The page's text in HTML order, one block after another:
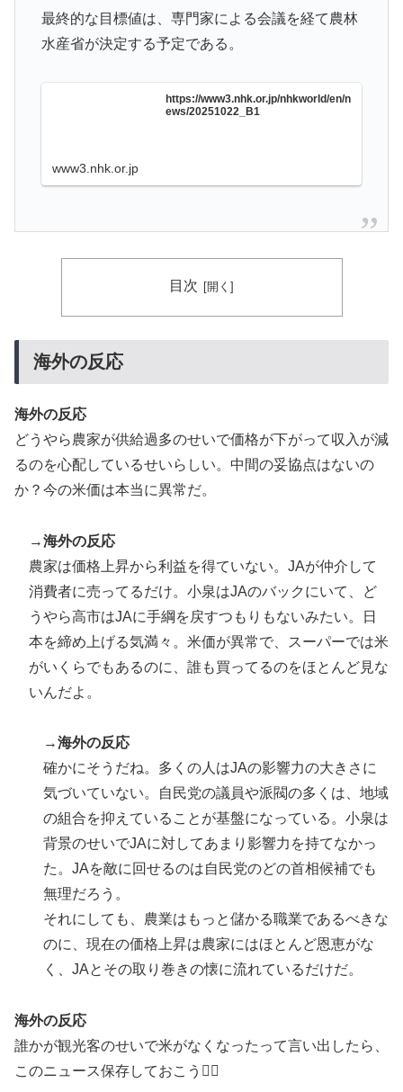
に深刻である理由がこちら…」→「これはダメなやつ…
（ﾌﾞﾙﾌﾞﾙ」＝韓国の反応
ビュー！圧巻3連続ブロックも披露で現地サポが気づく..
韓国人「“韓国サッカー”性接待の試合結果をご覧くださ
い」→「マッサージ効果は間違いないねｗ」「これが本
韓国人「韓国サッカー協会関係者が『不適切接待は慣行
だった』と衝撃発言！日韓ワールドカップ4強にも疑い
の視線が向けられる」
▶ 韓国人「韓国サッカー協会の性接待報道、海外でも大騒
→「マジで国の恥だ」「2002年まで疑う価値がある」
「国民や国が築いた国格をサッカー選手が足で蹴り飛ば
すね」
▶ 【海外の反応】“新タナスコ”のディアスが地雷すぎる件
▶ 韓国人「日本の柴犬くん散歩中の暑さに耐えられなかっ
た結果」
▶ 【海外の反応】日本政府が、アメリカ政府によるネット
ミームとしての任天堂やポケモン使用に対して警告 →
「若者票を集めたいんだろうな」「任天堂の法務部隊が
出てくるぞ」
▶
Google DeepMind再編 「Googleを作った男」ディー
説】
▶ 海外「消火栓もフェイクだから消防士が右往左往する中
国www」
▶ 【海外の反応】アルゼンチン協会、FIFA会長に断固たる
支持を表明「隠す気もないんだなｗ」
▶ 「これ以上続けるならケーキは無しだよ」娘のロウソク
を何度も吹き消した7歳、その日だけ皿が回ってこなか
った
▶ 海外「日本のこの場所は現実とは思えないレベルで美し
い…！」外国人が感動する日本の景色とは・・・？【海
▶ ワイの作った卵豆腐にいくら出せる？
▶
海外「日本人はなんて気高いんだ！」 英高級紙も驚愕
した極限の中の日本人の姿に世界が衝撃
最終的な目標値は、専門家による会議を経て農林
水産省が決定する予定である。
https://www3.nhk.or.jp/nhkworld/en/n
ews/20251022_B1
www3.nhk.or.jp
目次
海外の反応
海外の反応
どうやら農家が供給過多のせいで価格が下がって収入が減
るのを心配しているせいらしい。中間の妥協点はないの
か？今の米価は本当に異常だ。
→海外の反応
農家は価格上昇から利益を得ていない。JAが仲介して
消費者に売ってるだけ。小泉はJAのバックにいて、ど
うやら高市はJAに手綱を戻すつもりもないみたい。日
本を締め上げる気満々。米価が異常で、スーパーでは米
がいくらでもあるのに、誰も買ってるのをほとんど見な
いんだよ。
→海外の反応
確かにそうだね。多くの人はJAの影響力の大きさに
気づいていない。自民党の議員や派閥の多くは、地域
の組合を抑えていることが基盤になっている。小泉は
背景のせいでJAに対してあまり影響力を持てなかっ
た。JAを敵に回せるのは自民党のどの首相候補でも
無理だろう。
それにしても、農業はもっと儲かる職業であるべきな
のに、現在の価格上昇は農家にはほとんど恩恵がな
く、JAとその取り巻きの懐に流れているだけだ。
海外の反応
誰かが観光客のせいで米がなくなったって言い出したら、
このニュース保存しておこう👍🏻